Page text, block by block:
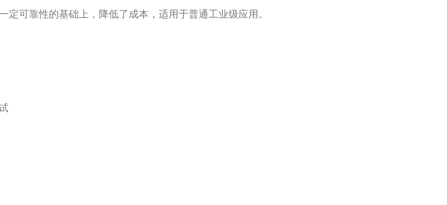
定可靠性的基础上，降低了成本，适用于普通工业级应用。